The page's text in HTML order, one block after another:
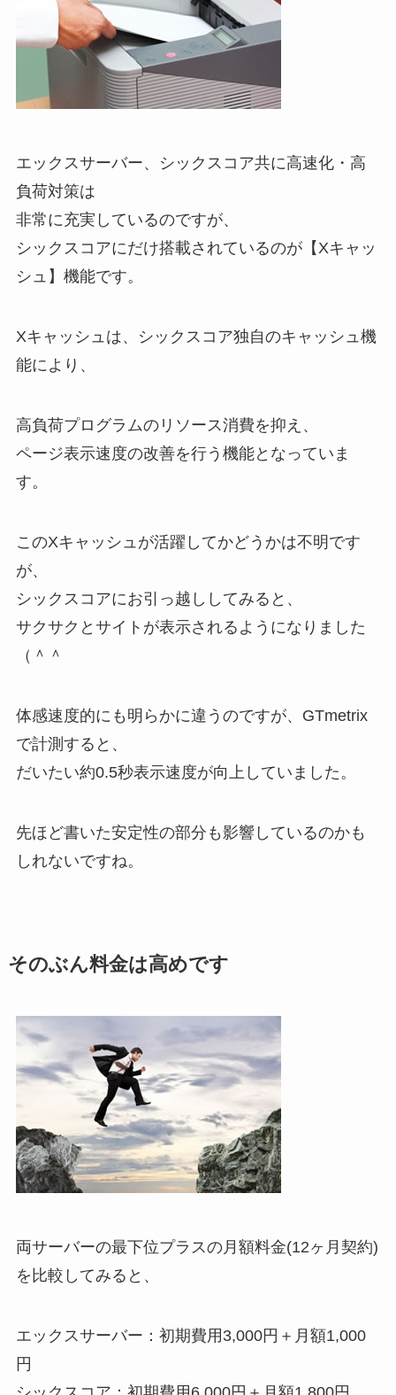
エックスサーバー、シックスコア共に高速化・高
負荷対策は
非常に充実しているのですが、
シックスコアにだけ搭載されているのが【Xキャッ
シュ】機能です。
Xキャッシュは、シックスコア独自のキャッシュ機
能により、
高負荷プログラムのリソース消費を抑え、
ページ表示速度の改善を行う機能となっていま
す。
このXキャッシュが活躍してかどうかは不明です
が、
シックスコアにお引っ越ししてみると、
サクサクとサイトが表示されるようになりました
（＾＾
体感速度的にも明らかに違うのですが、GTmetrix
で計測すると、
だいたい約0.5秒表示速度が向上していました。
先ほど書いた安定性の部分も影響しているのかも
しれないですね。
そのぶん料金は高めです
両サーバーの最下位プラスの月額料金(12ヶ月契約)
を比較してみると、
エックスサーバー：初期費用3,000円＋月額1,000
円